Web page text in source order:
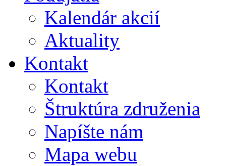
Kalendár akcií
Aktuality
Kontakt
Kontakt
Štruktúra združenia
Napíšte nám
Mapa webu